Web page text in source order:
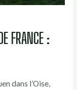
FRANCE :
dans l’Oise,